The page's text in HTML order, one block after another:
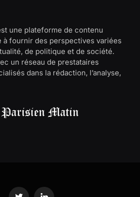
une plateforme de contenu
à fournir des perspectives variées
de politique et de société.
un réseau de prestataires
dans la rédaction, l’analyse,